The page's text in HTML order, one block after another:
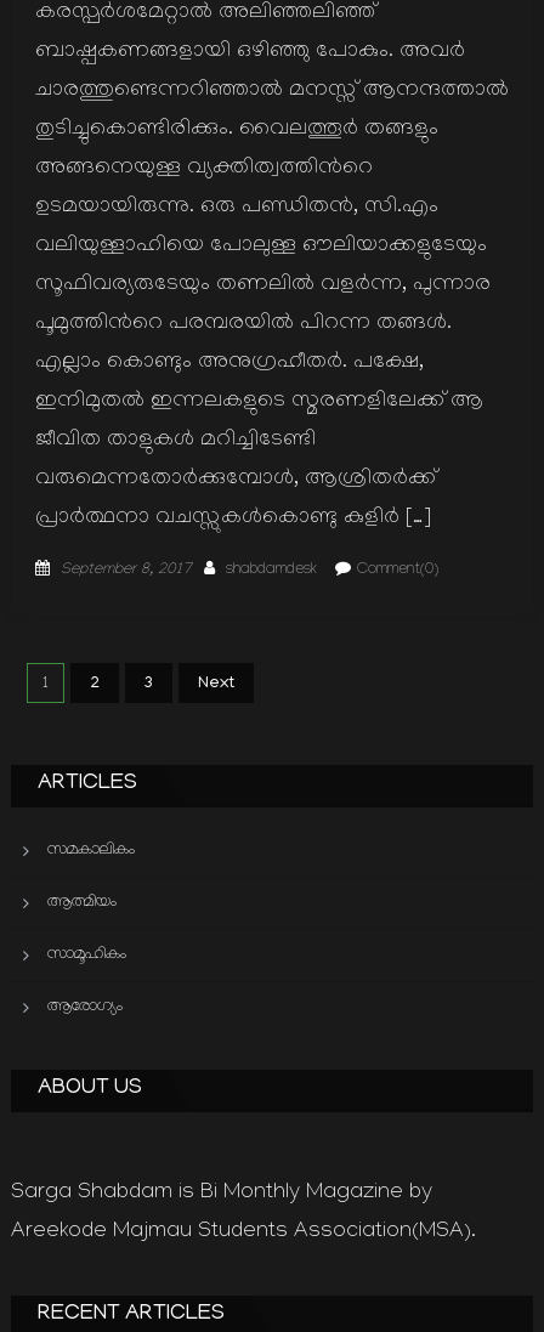
കരസ്പര്‍ശമേറ്റാല്‍ അലിഞ്ഞലിഞ്ഞ്
ബാഷ്പകണങ്ങളായി ഒഴിഞ്ഞു പോകും. അവര്‍
ചാരത്തുണ്ടെന്നറിഞ്ഞാല്‍ മനസ്സ് ആനന്ദത്താല്‍
തുടിച്ചുകൊണ്ടിരിക്കും. വൈലത്തൂര്‍ തങ്ങളും
അങ്ങനെയുള്ള വ്യക്തിത്വത്തിന്‍റെ
ഉടമയായിരുന്നു. ഒരു പണ്ഡിതന്‍, സി.എം
വലിയുള്ളാഹിയെ പോലുള്ള ഔലിയാക്കളുടേയും
സൂഫിവര്യരുടേയും തണലില്‍ വളര്‍ന്ന, പുന്നാര
പൂമുത്തിന്‍റെ പരമ്പരയില്‍ പിറന്ന തങ്ങള്‍.
എല്ലാം കൊണ്ടും അനുഗ്രഹീതര്‍. പക്ഷേ,
ഇനിമുതല്‍ ഇന്നലകളുടെ സ്മരണളിലേക്ക് ആ
ജീവിത താളുകള്‍ മറിച്ചിടേണ്ടി
വരുമെന്നതോര്‍ക്കുമ്പോള്‍, ആശ്രിതര്‍ക്ക്
പ്രാര്‍ത്ഥനാ വചസ്സുകള്‍കൊണ്ടു കുളിര്‍ […]
Posted
September 8, 2017 Author
shabdamdesk Comment(0)
Posts
1 2 3 Next
ARTICLES
സമകാലികം
ആത്മിയം
സാമൂഹികം
ആരോഗ്യം
ABOUT US
Sarga Shabdam is Bi Monthly Magazine by
Areekode Majmau Students Association(MSA).
RECENT ARTICLES